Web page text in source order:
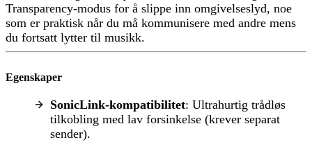
Transparency-modus for å slippe inn omgivelseslyd, noe
som er praktisk når du må kommunisere med andre mens
du fortsatt lytter til musikk.
Egenskaper
SonicLink-kompatibilitet: Ultrahurtig trådløs
tilkobling med lav forsinkelse (krever separat
sender).